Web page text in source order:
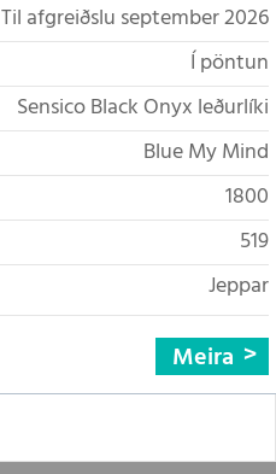
Til afgreiðslu september 2026
Í pöntun
Sensico Black Onyx leðurlíki
Blue My Mind
1800
519
Jeppar
Meira